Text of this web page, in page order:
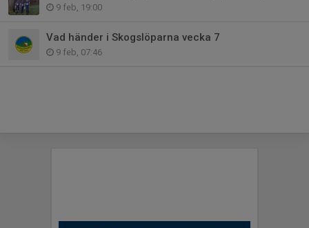
9 feb, 19:00
Vad händer i Skogslöparna vecka 7
9 feb, 07:46